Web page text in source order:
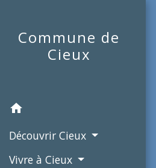
Commune de
Cieux
home
Découvrir Cieux
Vivre à Cieux